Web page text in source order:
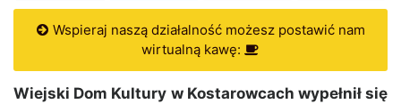
Wspieraj naszą działalność możesz postawić nam
wirtualną kawę:
Wiejski Dom Kultury w Kostarowcach wypełnił się